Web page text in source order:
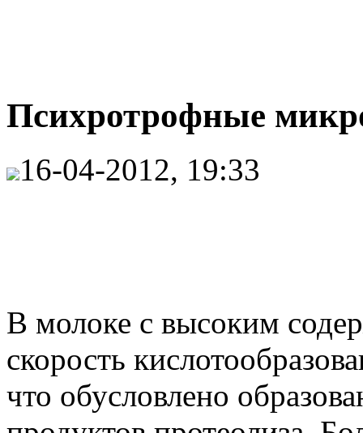
Психротрофные
16-04-2012, 19:33
В молоке с высоким
скорость
что обусловлено